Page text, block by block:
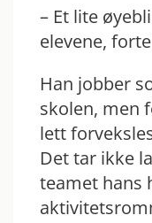
– Et lite
elevene,
Han jobber
skolen, men
lett
Det tar ikke
teamet hans